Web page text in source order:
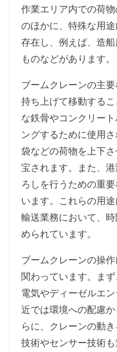
作業エリア内での荷
のほかに、特殊な用
存在し、例えば、造
ものなどがあります。
ブームクレーンの主
持ち上げて移動する
な鉄骨やコンクリー
ングするために使用
袋などの荷物を上下
宝されます。また、
ろしを行うための重
います。これらの用
輸送業務において、
められています。
ブームクレーンの操
関わっています。ま
電気やディーゼルエ
近では環境への配慮
らに、クレーンの動
技術やセンサー技術